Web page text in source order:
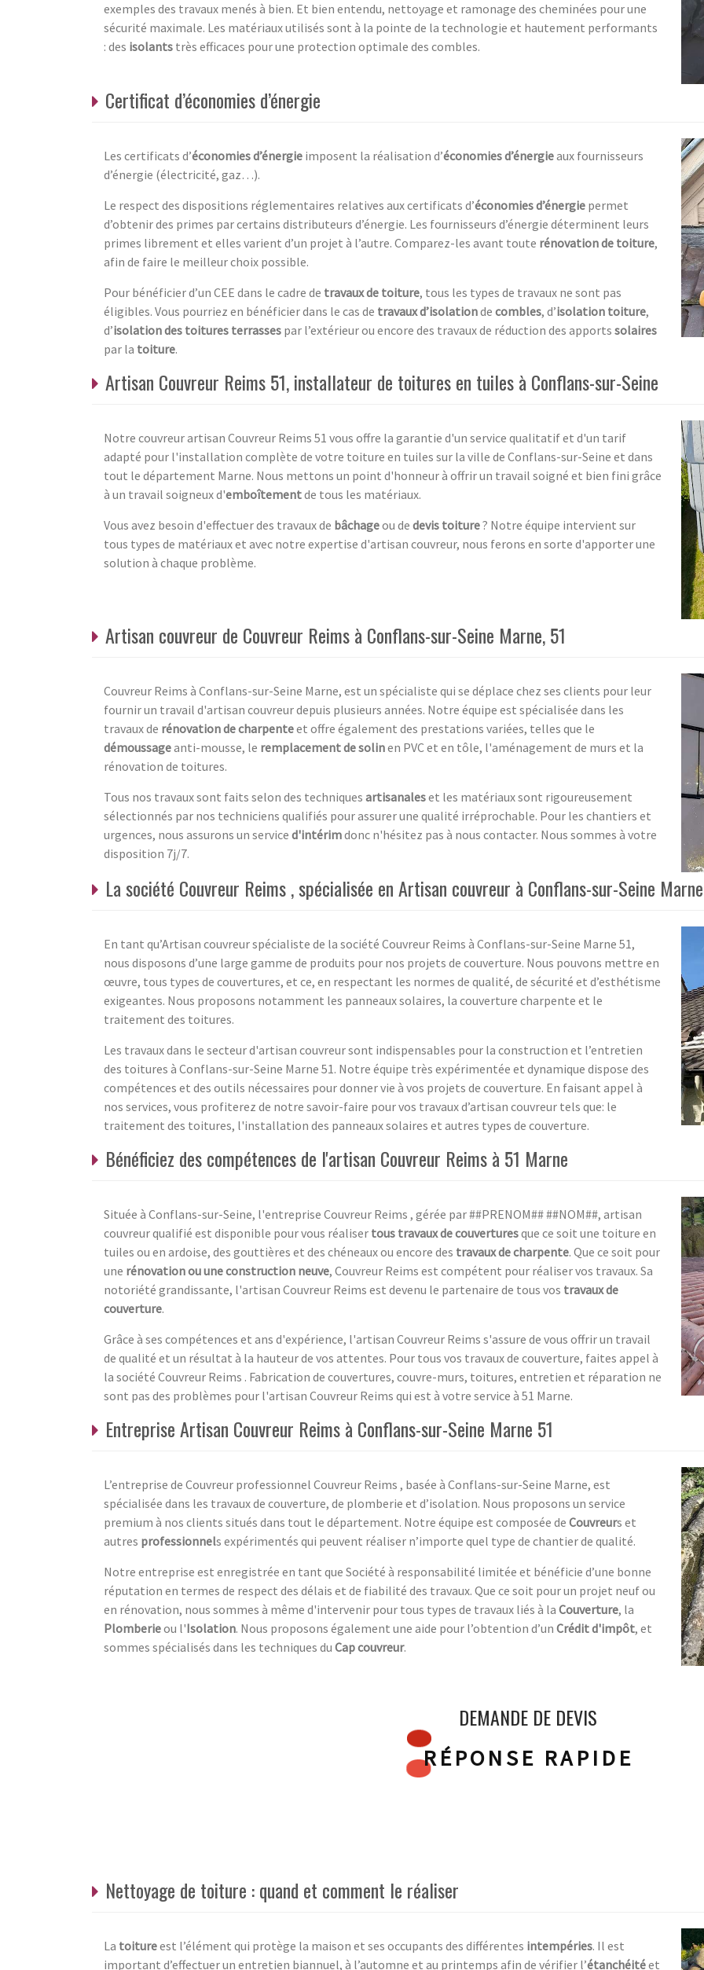
exemples des travaux menés à bien. Et bien entendu, nettoyage et ramonage des cheminées pour une
sécurité maximale. Les matériaux utilisés sont à la pointe de la technologie et hautement performants
: des isolants très efficaces pour une protection optimale des combles.
Certificat d’économies d’énergie
Les certificats d’économies d’énergie imposent la réalisation d’économies d’énergieaux fournisseurs
d’énergie (électricité, gaz…).
Le respect des dispositions réglementaires relatives aux certificats d’économies d’énergie permet
d’obtenir des primes par certains distributeurs d’énergie. Les fournisseurs d’énergie déterminent leurs
primes librement et elles varient d’un projet à l’autre. Comparez-les avant toute rénovation de toiture,
afin de faire le meilleur choix possible.
Pour bénéficier d’un CEE dans le cadre de travaux de toiture, tous les types de travaux ne sont pas
éligibles. Vous pourriez en bénéficier dans le cas de travaux d’isolationde combles, d’isolation toiture,
d’isolation des toitures terrasses par l’extérieur ou encore des travaux de réduction des apports solaires
par la toiture.
Artisan Couvreur Reims 51, installateur de toitures en tuiles à Conflans-sur-Seine
Notre couvreur artisan Couvreur Reims 51 vous offre la garantie d'un service qualitatif et d'un tarif
adapté pour l'installation complète de votre toiture en tuiles sur la ville de Conflans-sur-Seine et dans
tout le département Marne. Nous mettons un point d'honneur à offrir un travail soigné et bien fini grâce
à un travail soigneux d'emboîtementde tous les matériaux.
Vous avez besoin d'effectuer des travaux de bâchageou de devis toiture? Notre équipe intervient sur
tous types de matériaux et avec notre expertise d'artisan couvreur, nous ferons en sorte d'apporter une
solution à chaque problème.
Artisan couvreur de Couvreur Reims à Conflans-sur-Seine Marne, 51
Couvreur Reims à Conflans-sur-Seine Marne, est un spécialiste qui se déplace chez ses clients pour leur
fournir un travail d'artisan couvreur depuis plusieurs années. Notre équipe est spécialisée dans les
travaux de rénovation de charpenteet offre également des prestations variées, telles que le
démoussageanti-mousse, le remplacement de solinen PVC et en tôle, l'aménagement de murs et la
rénovation de toitures.
Tous nos travaux sont faits selon des techniques artisanaleset les matériaux sont rigoureusement
sélectionnés par nos techniciens qualifiés pour assurer une qualité irréprochable. Pour les chantiers et
urgences, nous assurons un service d'intérimdonc n'hésitez pas à nous contacter. Nous sommes à votre
disposition 7j/7.
La société Couvreur Reims , spécialisée en Artisan couvreur à Conflans-sur-Seine
En tant qu’Artisan couvreur spécialiste de la société Couvreur Reims à Conflans-sur-Seine Marne 51,
nous disposons d’une large gamme de produits pour nos projets de couverture. Nous pouvons mettre en
œuvre, tous types de couvertures, et ce, en respectant les normes de qualité, de sécurité et d’esthétisme
exigeantes. Nous proposons notamment les panneaux solaires, la couverture charpente et le
traitement des toitures.
Les travaux dans le secteur d'artisan couvreur sont indispensables pour la construction et l’entretien
des toitures à Conflans-sur-Seine Marne 51. Notre équipe très expérimentée et dynamique dispose des
compétences et des outils nécessaires pour donner vie à vos projets de couverture. En faisant appel à
nos services, vous profiterez de notre savoir-faire pour vos travaux d’artisan couvreur tels que: le
traitement des toitures, l'installation des panneaux solaires et autres types de couverture.
Bénéficiez des compétences de l'artisan Couvreur Reims à 51 Marne
Située à Conflans-sur-Seine, l'entreprise Couvreur Reims , gérée par ##PRENOM## ##NOM##, artisan
couvreur qualifié est disponible pour vous réaliser tous travaux de couverturesque ce soit une toiture en
tuiles ou en ardoise, des gouttières et des chéneaux ou encore des travaux de charpente. Que ce soit pour
une rénovation ou une construction neuve, Couvreur Reims est compétent pour réaliser vos travaux. Sa
notoriété grandissante, l'artisan Couvreur Reims est devenu le partenaire de tous vos travaux de
couverture.
Grâce à ses compétences et ans d'expérience, l'artisan Couvreur Reims s'assure de vous offrir un travail
de qualité et un résultat à la hauteur de vos attentes. Pour tous vos travaux de couverture, faites appel à
la société Couvreur Reims . Fabrication de couvertures, couvre-murs, toitures, entretien et réparation ne
sont pas des problèmes pour l'artisan Couvreur Reims qui est à votre service à 51 Marne.
Entreprise Artisan Couvreur Reims à Conflans-sur-Seine Marne 51
L’entreprise de Couvreur professionnel Couvreur Reims , basée à Conflans-sur-Seine Marne, est
spécialisée dans les travaux de couverture, de plomberie et d’isolation. Nous proposons un service
premium à nos clients situés dans tout le département. Notre équipe est composée de Couvreurs et
autres professionnels expérimentés qui peuvent réaliser n’importe quel type de chantier de qualité.
Notre entreprise est enregistrée en tant que Société à responsabilité limitée et bénéficie d’une bonne
réputation en termes de respect des délais et de fiabilité des travaux. Que ce soit pour un projet neuf ou
en rénovation, nous sommes à même d'intervenir pour tous types de travaux liés à la Couverture, la
Plomberieou l'Isolation. Nous proposons également une aide pour l’obtention d’un Crédit d'impôt, et
sommes spécialisés dans les techniques du Cap couvreur.
DEMANDE DE DEVIS
RÉPONSE RAPIDE
Nettoyage de toiture : quand et comment le réaliser
La toitureest l’élément qui protège la maison et ses occupants des différentes intempéries. Il est
important d’effectuer un entretien biannuel, à l’automne et au printemps afin de vérifier l’étanchéitéet